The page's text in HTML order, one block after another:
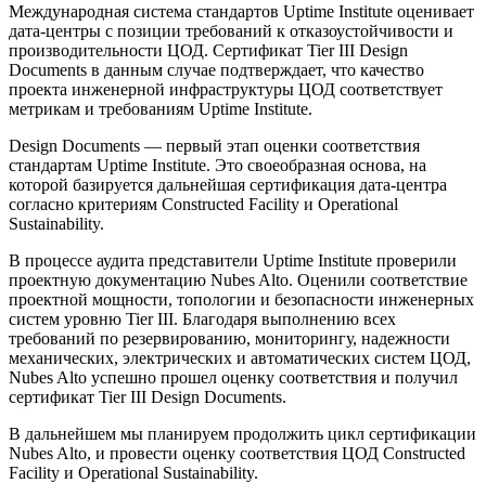
Международная система стандартов Uptime Institute оценивает
дата-центры с позиции требований к отказоустойчивости и
производительности ЦОД. Сертификат Tier III Design
Documents в данным случае подтверждает, что качество
проекта инженерной инфраструктуры ЦОД соответствует
метрикам и требованиям Uptime Institute.
Design Documents — первый этап оценки соответствия
стандартам Uptime Institute. Это своеобразная основа, на
которой базируется дальнейшая сертификация дата-центра
согласно критериям Constructed Facility и Operational
Sustainability.
В процессе аудита представители Uptime Institute проверили
проектную документацию Nubes Alto. Оценили соответствие
проектной мощности, топологии и безопасности инженерных
систем уровню Tier III. Благодаря выполнению всех
требований по резервированию, мониторингу, надежности
механических, электрических и автоматических систем ЦОД,
Nubes Alto успешно прошел оценку соответствия и получил
сертификат Tier III Design Documents.
В дальнейшем мы планируем продолжить цикл сертификации
Nubes Alto, и провести оценку соответствия ЦОД Constructed
Facility и Operational Sustainability.